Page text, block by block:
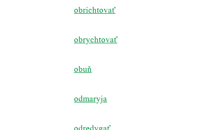
obrichtovať
obrychtovať
obuň
odmaryja